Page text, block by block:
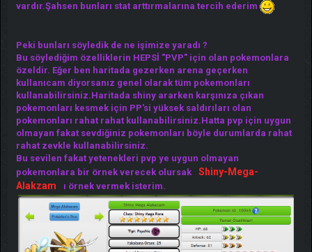
vardır.Şahsen bunları stat arttırmalarına tercih ederim
Peki bunları söyledik de ne işimize yaradı ?
Bu söylediğim özelliklerin HEPSİ "PVP" için olan pokemonlara
özeldir. Eğer ben haritada gezerken arena geçerken
kullanıcam diyorsanız genel olarak tüm pokemonları
kullanabilirsiniz.Haritada shiny ararken karşınıza çıkan
pokemonları kesmek için PP'si yüksek saldırıları olan
pokemonları rahat rahat kullanabilirsiniz.Hatta pvp için uygun
olmayan fakat sevdiğiniz pokemonları böyle durumlarda rahat
rahat zevkle kullanabilirsiniz.
Bu sevilen fakat yetenekleri pvp ye uygun olmayan
pokemonlara bir örnek verecek olursak
Shiny-Mega-
Alakzam
ı örnek vermek isterim.